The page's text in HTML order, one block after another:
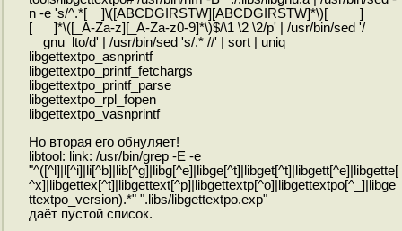
n -e 's/^.*[ ]\([ABCDGIRSTW][ABCDGIRSTW]*\)[ ]
[ ]*\([_A-Za-z][_A-Za-z0-9]*\)$/\1 \2 \2/p' | /usr/bin/sed '/
__gnu_lto/d' | /usr/bin/sed 's/.* //' | sort | uniq
libgettextpo_asnprintf
libgettextpo_printf_fetchargs
libgettextpo_printf_parse
libgettextpo_rpl_fopen
libgettextpo_vasnprintf
Но вторая его обнуляет!
libtool: link: /usr/bin/grep -E -e
"^([^l]|l[^i]|li[^b]|lib[^g]|libg[^e]|libge[^t]|libget[^t]|libgett[^e]|libgette[
^x]|libgettex[^t]|libgettext[^p]|libgettextp[^o]|libgettextpo[^_]|libge
ttextpo_version).*" ".libs/libgettextpo.exp"
даёт пустой список.